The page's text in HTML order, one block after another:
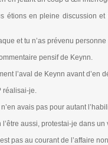
étions en pleine discussion
et tu n’as prévenu
pensif de Keynn.
l’aval de Keynn avant d’en
réalisai-je.
avais pas pour autant
aussi, protestai-je dans un
pas au courant de l’affaire